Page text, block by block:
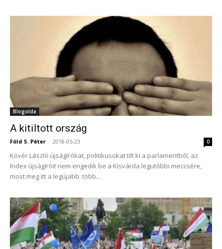
Blogolda
A kitiltott ország
Föld S. Péter - 2018-05-23 0
Kövér László újságírókat, politikusokat tilt ki a parlamentből, az
Index újságíróit nem engedik be a Kisvárda legutóbbi meccsére,
most meg itt a legújabb: több...